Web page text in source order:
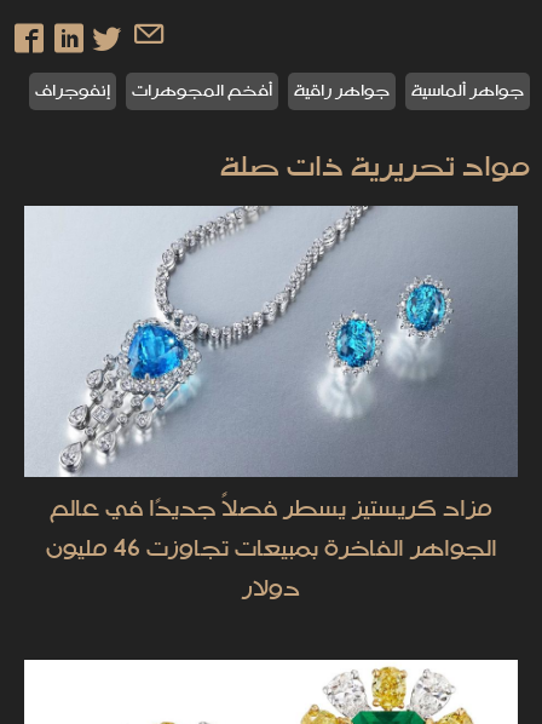
جواهر ألماسية جواهر راقية أفخم المجوهرات إنفوجراف
مواد تحريرية ذات صلة
مزاد كريستيز يسطر فصلاً جديدًا في عالم
الجواهر الفاخرة بمبيعات تجاوزت 46 مليون
دولار